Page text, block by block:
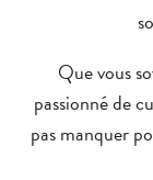
Que vous
passionné de
pas manquer